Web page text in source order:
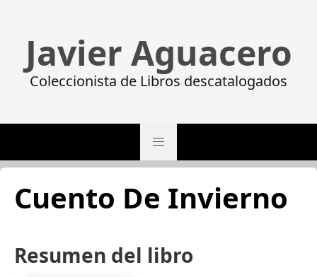
Javier Aguacero
Coleccionista de Libros descatalogados
Cuento De Invierno
Resumen del libro